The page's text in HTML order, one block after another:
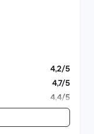
4,2/5
4,7/5
4,4/5
4,1/5
4,4/5